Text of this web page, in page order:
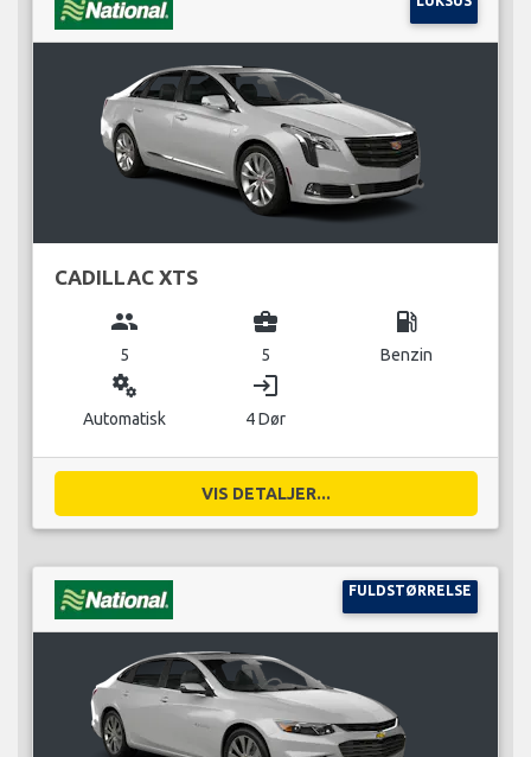
CADILLAC XTS
group
5
business_center
5
local_gas_station
Benzin
miscellaneous_services
Automatisk
login
4 Dør
VIS DETALJER...
FULDSTØRRELSE